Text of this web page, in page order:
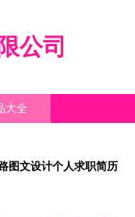
公司
大全
图文设计个人求职简历